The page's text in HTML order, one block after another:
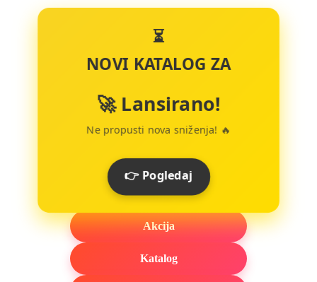
⏳
NOVI KATALOG ZA
🚀 Lansirano!
Ne propusti nova sniženja! 🔥
👉 Pogledaj
Akcija
Katalog